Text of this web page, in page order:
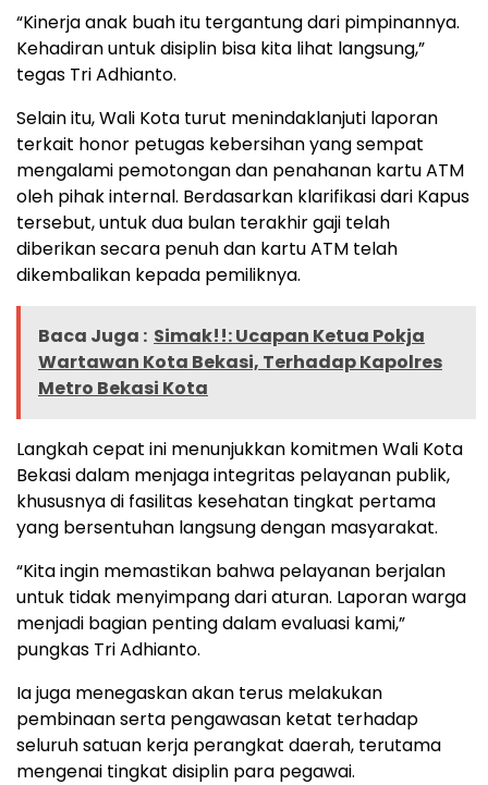
“Kinerja anak buah itu tergantung dari pimpinannya.
Kehadiran untuk disiplin bisa kita lihat langsung,”
tegas Tri Adhianto.
Selain itu, Wali Kota turut menindaklanjuti laporan
terkait honor petugas kebersihan yang sempat
mengalami pemotongan dan penahanan kartu ATM
oleh pihak internal. Berdasarkan klarifikasi dari Kapus
tersebut, untuk dua bulan terakhir gaji telah
diberikan secara penuh dan kartu ATM telah
dikembalikan kepada pemiliknya.
Baca Juga : Simak!!: Ucapan Ketua Pokja
Wartawan Kota Bekasi, Terhadap Kapolres
Metro Bekasi Kota
Langkah cepat ini menunjukkan komitmen Wali Kota
Bekasi dalam menjaga integritas pelayanan publik,
khususnya di fasilitas kesehatan tingkat pertama
yang bersentuhan langsung dengan masyarakat.
“Kita ingin memastikan bahwa pelayanan berjalan
untuk tidak menyimpang dari aturan. Laporan warga
menjadi bagian penting dalam evaluasi kami,”
pungkas Tri Adhianto.
Ia juga menegaskan akan terus melakukan
pembinaan serta pengawasan ketat terhadap
seluruh satuan kerja perangkat daerah, terutama
mengenai tingkat disiplin para pegawai.